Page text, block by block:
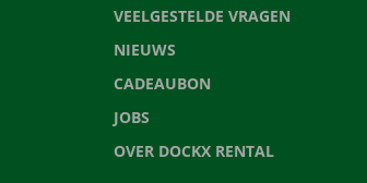
VEELGESTELDE VRAGEN
NIEUWS
CADEAUBON
JOBS
OVER DOCKX RENTAL